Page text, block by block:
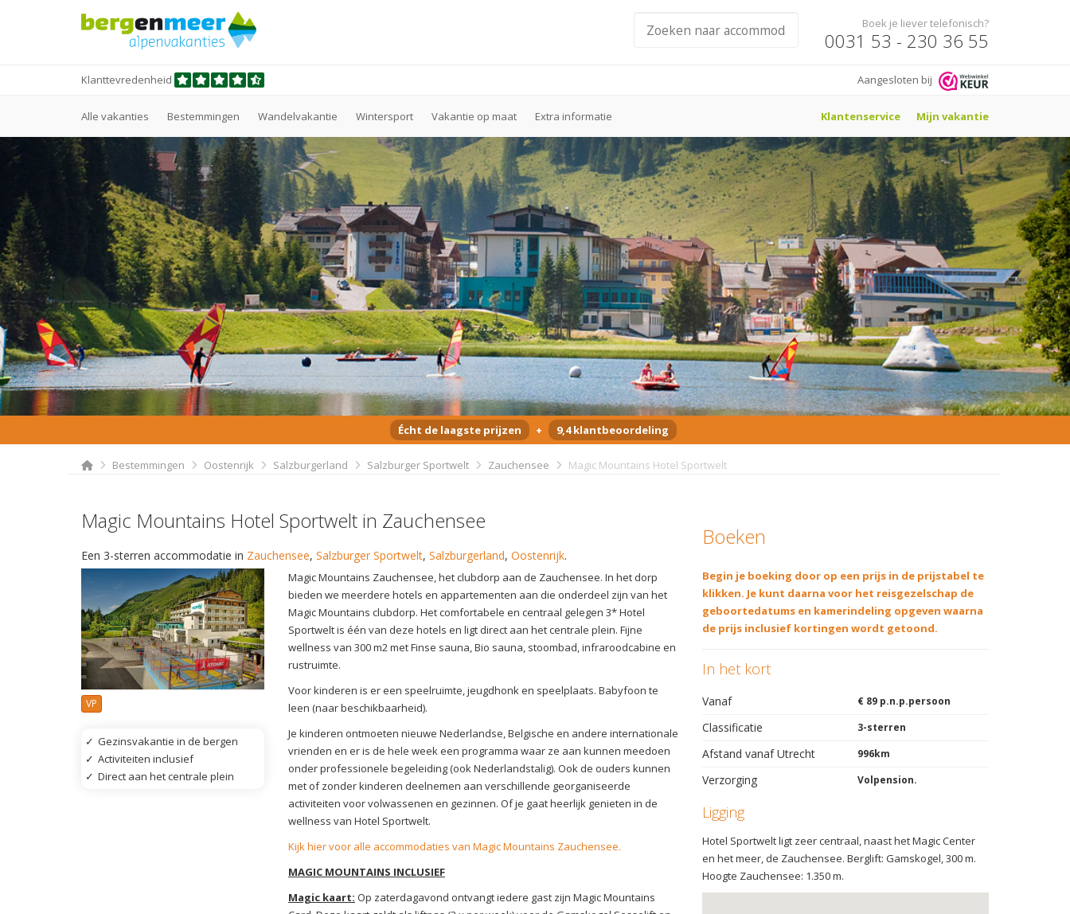
Boek je liever telefonisch?
0031 53 - 230 36 55
Klanttevredenheid Aangesloten bij
Alle vakanties Bestemmingen Wandelvakantie Wintersport Vakantie op maat Extra informatie Klantenservice Mijn vakantie
Écht de laagste prijzen + 9,4 klantbeoordeling
Bestemmingen Oostenrijk Salzburgerland Salzburger Sportwelt Zauchensee Magic Mountains Hotel Sportwelt
Magic Mountains Hotel Sportwelt in Zauchensee
Een 3-sterren accommodatie in Zauchensee, Salzburger Sportwelt, Salzburgerland, Oostenrijk.
VP
✓ Gezinsvakantie in de bergen
✓ Activiteiten inclusief
✓ Direct aan het centrale plein
Magic Mountains Zauchensee, het clubdorp aan de Zauchensee. In het dorp
bieden we meerdere hotels en appartementen aan die onderdeel zijn van het
Magic Mountains clubdorp. Het comfortabele en centraal gelegen 3* Hotel
Sportwelt is één van deze hotels en ligt direct aan het centrale plein. Fijne
wellness van 300 m2 met Finse sauna, Bio sauna, stoombad, infraroodcabine en
rustruimte.
Voor kinderen is er een speelruimte, jeugdhonk en speelplaats. Babyfoon te
leen (naar beschikbaarheid).
Je kinderen ontmoeten nieuwe Nederlandse, Belgische en andere internationale
vrienden en er is de hele week een programma waar ze aan kunnen meedoen
onder professionele begeleiding (ook Nederlandstalig). Ook de ouders kunnen
met of zonder kinderen deelnemen aan verschillende georganiseerde
activiteiten voor volwassenen en gezinnen. Of je gaat heerlijk genieten in de
wellness van Hotel Sportwelt.
Kijk hier voor alle accommodaties van Magic Mountains Zauchensee.
MAGIC MOUNTAINS INCLUSIEF
Magic kaart: Op zaterdagavond ontvangt iedere gast zijn Magic Mountains
Boeken
Begin je boeking door op een prijs in de prijstabel te
klikken. Je kunt daarna voor het reisgezelschap de
geboortedatums en kamerindeling opgeven waarna
de prijs inclusief kortingen wordt getoond.
In het kort
Vanaf € 89 p.n.p.persoon
Classificatie 3-sterren
Afstand vanaf Utrecht 996km
Verzorging Volpension.
Ligging
Hotel Sportwelt ligt zeer centraal, naast het Magic Center
en het meer, de Zauchensee. Berglift: Gamskogel, 300 m.
Hoogte Zauchensee: 1.350 m.